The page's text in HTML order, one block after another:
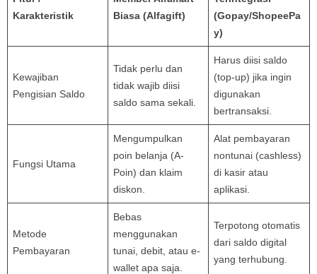
Karakteristik
Biasa (Alfagift)
(Gopay/ShopeePa
y)
Kewajiban
Pengisian Saldo
Tidak perlu dan
tidak wajib diisi
saldo sama sekali.
Harus diisi saldo
(top-up) jika ingin
digunakan
bertransaksi.
Fungsi Utama
Mengumpulkan
poin belanja (A-
Poin) dan klaim
diskon.
Alat pembayaran
nontunai (cashless)
di kasir atau
aplikasi.
Metode
Pembayaran
Bebas
menggunakan
tunai, debit, atau e-
wallet apa saja.
Terpotong otomatis
dari saldo digital
yang terhubung.